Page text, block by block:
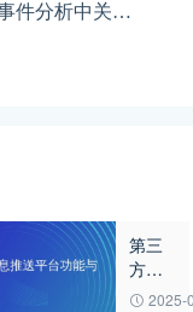
用户中的事件分析是什么？事件分析中关注那些维度？
第三
方消
息推2025-